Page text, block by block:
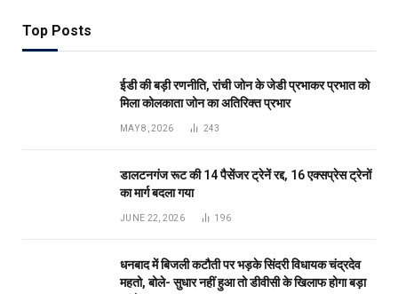
Top Posts
ईडी की बड़ी रणनीति, रांची जोन के जेडी प्रभाकर प्रभात को
मिला कोलकाता जोन का अतिरिक्त प्रभार
MAY 8, 2026 243
डालटनगंज रूट की 14 पैसेंजर ट्रेनें रद्द, 16 एक्सप्रेस ट्रेनों
का मार्ग बदला गया
JUNE 22, 2026 196
धनबाद में बिजली कटौती पर भड़के सिंदरी विधायक चंद्रदेव
महतो, बोले- सुधार नहीं हुआ तो डीवीसी के खिलाफ होगा बड़ा